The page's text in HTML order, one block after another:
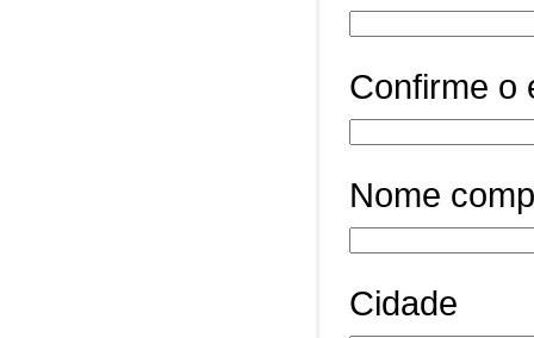
Confirme o
Nome
Cidade